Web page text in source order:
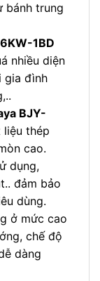
bánh trung
1BD
nhiều diện
gia đình
BJY-
thép
cao.
dụng,
đảm bảo
dùng.
ở mức cao
chế độ
dàng